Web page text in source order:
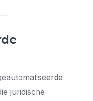
juridische